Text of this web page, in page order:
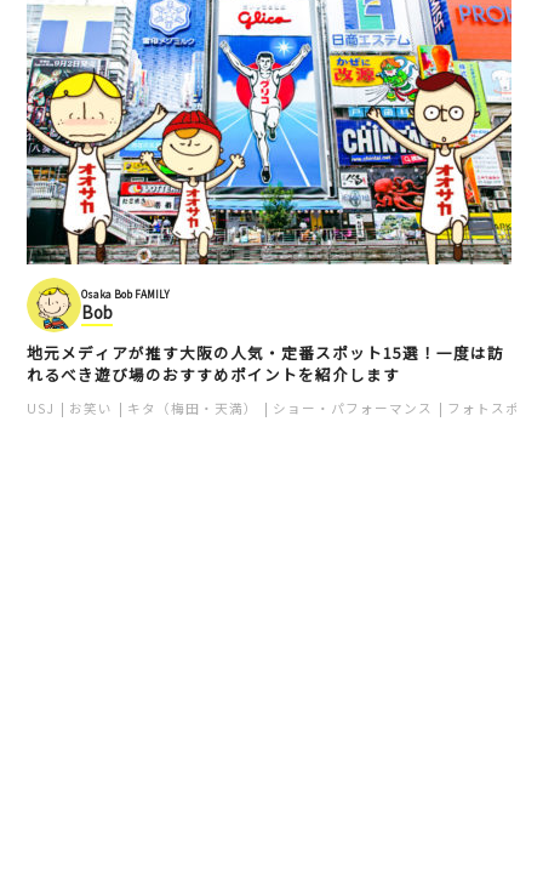
Osaka Bob FAMILY
Bob
地元メディアが推す大阪の人気・定番スポット15選！一度は訪
れるべき遊び場のおすすめポイントを紹介します
USJ お笑い キタ（梅田・天満） ショー・パフォーマンス フォトスポッ